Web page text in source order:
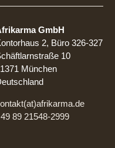
GmbH
2, Büro 326-327
10
München
89 21548-2999